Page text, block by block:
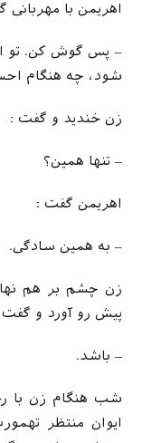
اهریمن با مهربانی
– پس گوش کن. تو
شود، چه هنگام
زن خندید و گفت :
– تنها همین؟
اهریمن گفت :
– به همین سادگی.
زن چشم بر هم
پیش رو آورد و
– باشد.
شب هنگام زن با
ایوان منتظر